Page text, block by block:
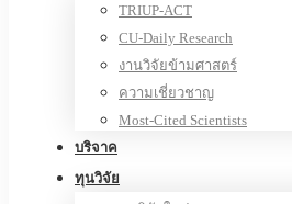
TRIUP-ACT
CU-Daily Research
งานวิจัยข้ามศาสตร์
ความเชี่ยวชาญ
Most-Cited Scientists
บริจาค
ทุนวิจัย